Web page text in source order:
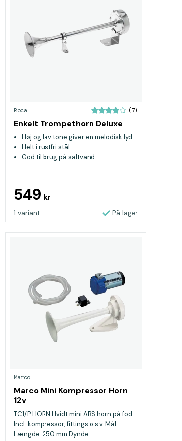
Roca (7)
Enkelt Trompethorn Deluxe
Høj og lav tone giver en melodisk lyd
Helt i rustfri stål
God til brug på saltvand.
549 kr
1 variant På lager
Marco
Marco Mini Kompressor Horn
12v
TC1/P HORN Hvidt mini ABS horn på fod.
Incl. kompressor, fittings o.s.v. Mål:
Længde: 250 mm Dynde:...